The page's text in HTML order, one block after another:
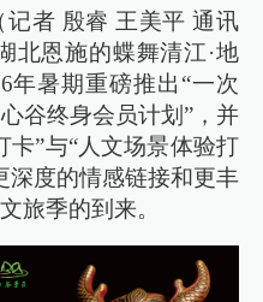
者 殷睿 王美平 通讯
北恩施的蝶舞清江·地
年暑期重磅推出“一次
谷终身会员计划”，并
卡”与“人文场景体验打
深度的情感链接和更丰
旅季的到来。